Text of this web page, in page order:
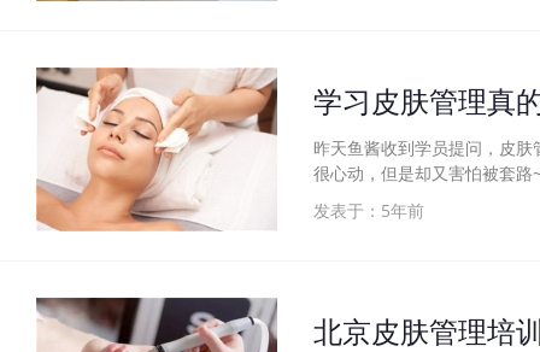
学习皮肤管理真
昨天鱼酱收到学员提问，皮
很心动，但是却又害怕被套
发表于：5年前
北京皮肤管理培